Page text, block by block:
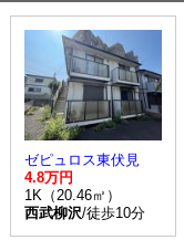
ゼピュロス東伏見
4.8万円
1K（20.46㎡）
西武柳沢/徒歩10分